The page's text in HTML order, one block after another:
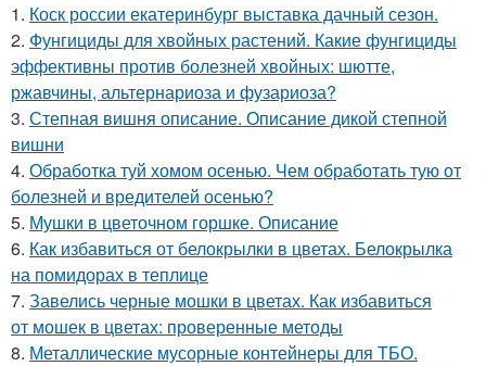
1. Коск россии екатеринбург выставка дачный сезон.
2. Фунгициды для хвойных растений. Какие фунгициды
эффективны против болезней хвойных: шютте,
ржавчины, альтернариоза и фузариоза?
3. Степная вишня описание. Описание дикой степной
вишни
4. Обработка туй хомом осенью. Чем обработать тую от
болезней и вредителей осенью?
5. Мушки в цветочном горшке. Описание
6. Как избавиться от белокрылки в цветах. Белокрылка
на помидорах в теплице
7. Завелись черные мошки в цветах. Как избавиться
от мошек в цветах: проверенные методы
8. Металлические мусорные контейнеры для ТБО.